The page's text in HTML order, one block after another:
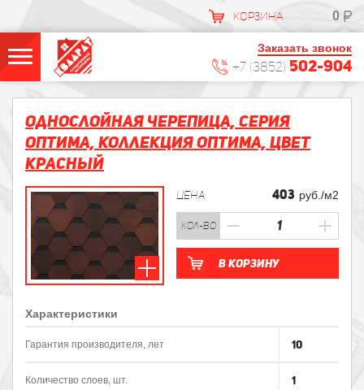
КОРЗИНА 0
Заказать звонок
+7 (3852) 502-904
Однослойная черепица, Серия
Оптима, Коллекция Оптима, Цвет
Красный
ЦЕНА 403 руб./м2
кол-во
В корзину
Характеристики
Гарантия производителя, лет 10
Количество слоев, шт. 1